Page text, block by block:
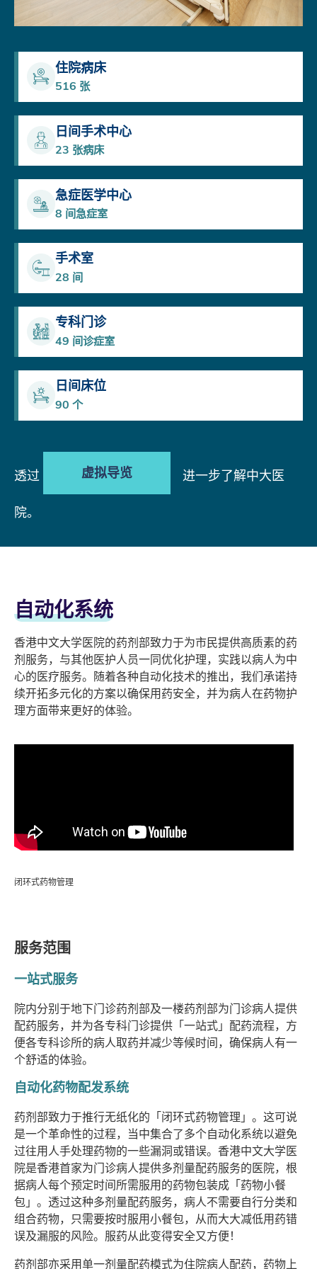
住院病床
516 张
日间手术中心
23 张病床
急症医学中心
8 间急症室
手术室
28 间
专科门诊
49 间诊症室
日间床位
90 个
透过 虚拟导览 进一步了解中大医
院。
自动化系统
香港中文大学医院的药剂部致力于为市民提供高质素的药
剂服务，与其他医护人员一同优化护理，实践以病人为中
心的医疗服务。随着各种自动化技术的推出，我们承诺持
续开拓多元化的方案以确保用药安全，并为病人在药物护
理方面带来更好的体验。
闭环式药物管理
服务范围
一站式服务
院内分别于地下门诊药剂部及一楼药剂部为门诊病人提供
配药服务，并为各专科门诊提供「一站式」配药流程，方
便各专科诊所的病人取药并减少等候时间，确保病人有一
个舒适的体验。
自动化药物配发系统
药剂部致力于推行无纸化的「闭环式药物管理」。这可说
是一个革命性的过程，当中集合了多个自动化系统以避免
过往用人手处理药物的一些漏洞或错误。香港中文大学医
院是香港首家为门诊病人提供多剂量配药服务的医院，根
据病人每个预定时间所需服用的药物包装成「药物小餐
包」。透过这种多剂量配药服务，病人不需要自行分类和
组合药物，只需要按时服用小餐包，从而大大减低用药错
误及漏服的风险。服药从此变得安全又方便！
药剂部亦采用单一剂量配药模式为住院病人配药，药物上